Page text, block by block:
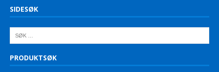
SIDESØK
PRODUKTSØK